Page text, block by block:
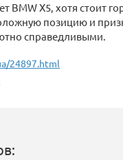
BMW X5, хотя стоит
позицию и
справедливыми.
24897.html